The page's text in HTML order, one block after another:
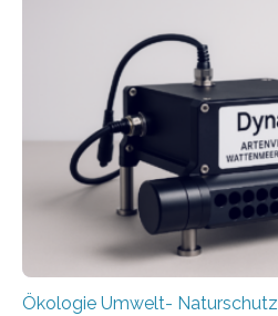
Ökologie Umwelt- Naturschutz